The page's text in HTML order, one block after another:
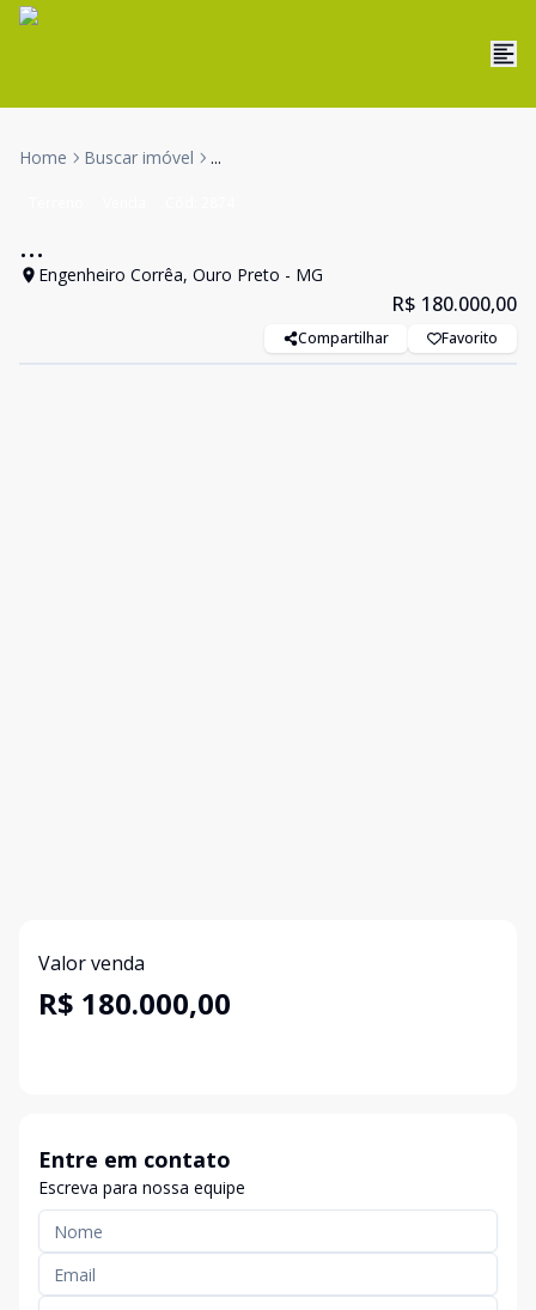
Home Buscar imóvel ...
...
Engenheiro Corrêa, Ouro Preto - MG
R$ 180.000,00
Compartilhar Favorito
Valor venda
R$ 180.000,00
Entre em contato
Escreva para nossa equipe